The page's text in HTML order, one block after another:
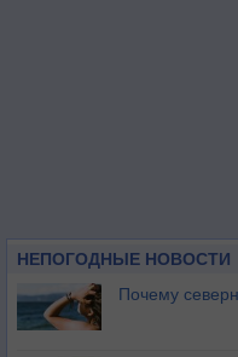
НЕПОГОДНЫЕ НОВОСТИ
Почему